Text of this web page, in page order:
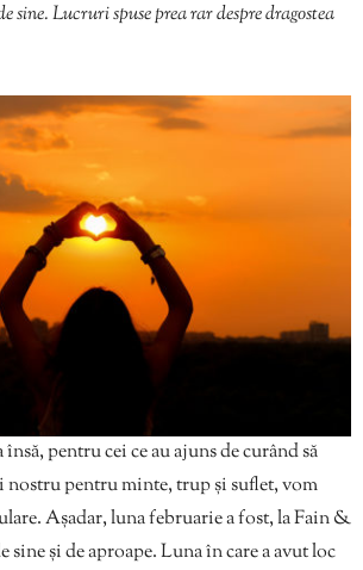
sine. Lucruri spuse prea rar despre dragostea
pentru cei ce au ajuns de curând să
nostru pentru minte, trup și suflet, vom
Așadar, luna februarie a fost, la Fain &
și de aproape. Luna în care a avut loc